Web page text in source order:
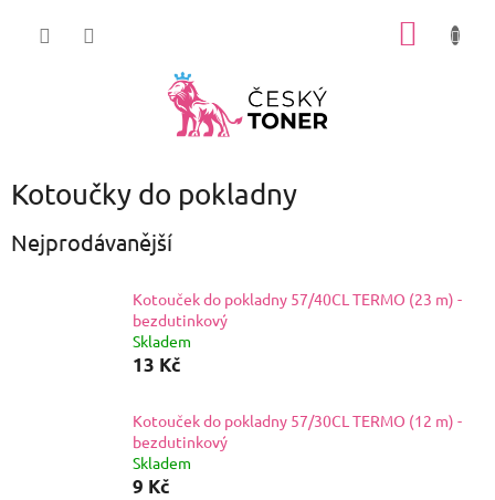
Kotoučky do pokladny
Nejprodávanější
Kotouček do pokladny 57/40CL TERMO (23 m) -
bezdutinkový
Skladem
13 Kč
Kotouček do pokladny 57/30CL TERMO (12 m) -
bezdutinkový
Skladem
9 Kč